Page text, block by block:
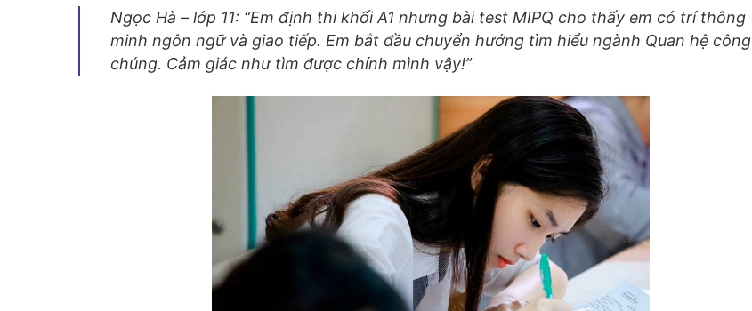
Ngọc Hà – lớp 11: “Em định thi khối A1 nhưng bài test MIPQ cho thấy em có trí thông
minh ngôn ngữ và giao tiếp. Em bắt đầu chuyển hướng tìm hiểu ngành Quan hệ công
chúng. Cảm giác như tìm được chính mình vậy!”